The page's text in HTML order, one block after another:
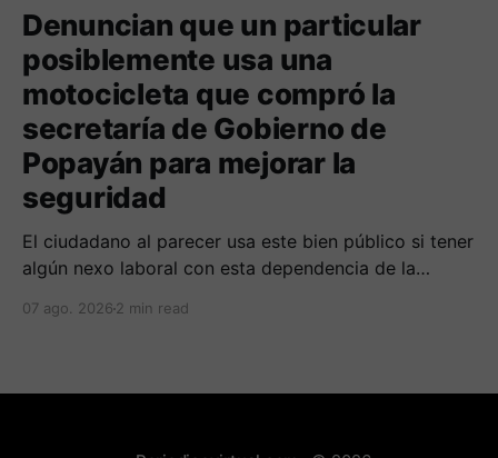
Denuncian que un particular
posiblemente usa una
motocicleta que compró la
secretaría de Gobierno de
Popayán para mejorar la
seguridad
El ciudadano al parecer usa este bien público si tener
algún nexo laboral con esta dependencia de la
municipales frente al tema.
07 ago. 2026 2 min read